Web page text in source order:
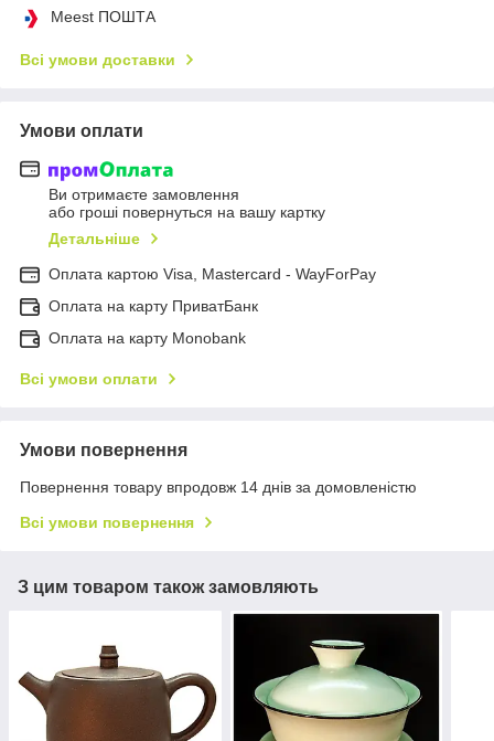
Meest ПОШТА
Всі умови доставки
Умови оплати
Ви отримаєте замовлення
або гроші повернуться на вашу картку
Детальніше
Оплата картою Visa, Mastercard - WayForPay
Оплата на карту ПриватБанк
Оплата на карту Monobank
Всі умови оплати
Умови повернення
Повернення товару впродовж 14 днів за домовленістю
Всі умови повернення
З цим товаром також замовляють